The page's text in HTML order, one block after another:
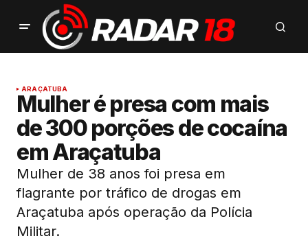
ARAÇATUBA
Mulher é presa com mais
de 300 porções de cocaína
em Araçatuba
Mulher de 38 anos foi presa em
flagrante por tráfico de drogas em
Araçatuba após operação da Polícia
Militar.